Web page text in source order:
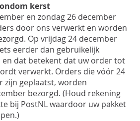
kerst
en zondag26 december
door ons verwerkt en worden
Op vrijdag24 december
eerder dan gebruikelijk
en dat betekent dat uw order tot
verwerkt. Orders die vóór 24
zijn geplaatst, worden
bezorgd. (Houd rekening
bij PostNL waardoor uw pakket